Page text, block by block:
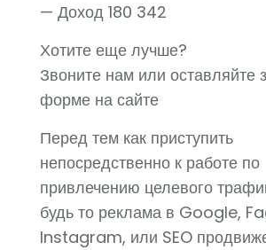
— Доход 180 342
Хотите еще лучше?
Звоните нам или оставляйте
форме на сайте
Перед тем как приступить
непосредственно к работе по
привлечению целевого
будь то реклама в Google,
Instagram, или SEO